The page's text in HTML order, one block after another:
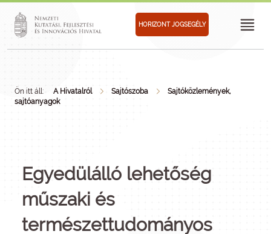
HORIZONT JOGSEGÉLY
Ön itt áll: A Hivatalról Sajtószoba
Sajtóközlemények,
sajtóanyagok
Egyedülálló lehetőség
műszaki és
természettudományos